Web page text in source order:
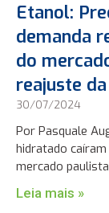
Etanol:
demanda
do
reajuste
30/07/2024
Por Pasquale
hidratado
mercado
Leia mais »